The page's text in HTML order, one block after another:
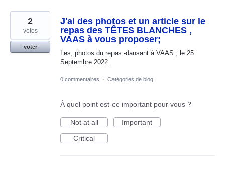
J'ai des photos et un article sur le
repas des TÊTES BLANCHES ,
VAAS à vous proposer;
Les, photos du repas -dansant à VAAS , le 25
Septembre 2022 .
2
votes
voter
0 commentaires · Catégories de blog
À quel point est-ce important pour vous ?
Not at all
Important
Critical